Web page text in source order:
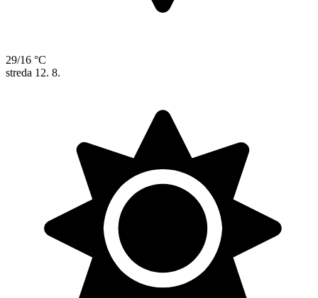
29/16 °C
streda 12. 8.